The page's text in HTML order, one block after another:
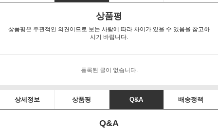
상품평
상품평은 주관적인 의견이므로 보는 사람에 따라 차이가 있을 수 있음을 참고하
시기 바립니다.
등록된 글이 없습니다.
상세정보 상품평 Q&A 배송정책
Q&A